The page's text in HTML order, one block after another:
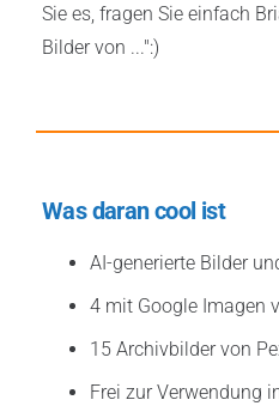
Sie es, fragen Sie einfach
Bilder von ...":)
Was daran cool ist
AI-generierte Bilder
4 mit Google Imagen
15 Archivbilder von
Frei zur Verwendung